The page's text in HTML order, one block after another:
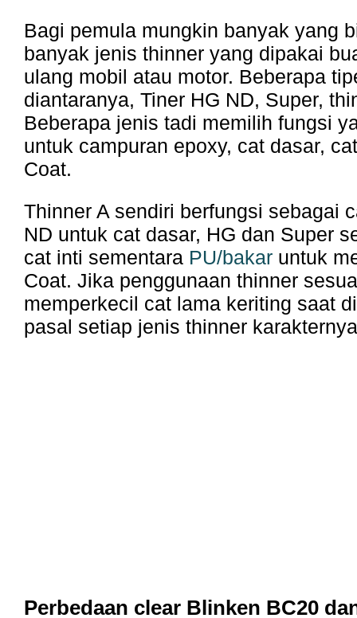
Bagi pemula mungkin banyak yang
banyak jenis thinner yang dipakai
ulang mobil atau motor. Beberapa
diantaranya, Tiner HG ND, Super,
Beberapa jenis tadi memilih fungsi
untuk campuran epoxy, cat dasar,
Coat.
Thinner A sendiri berfungsi sebagai
ND untuk cat dasar, HG dan Super
cat inti sementara PU/bakar untuk
Coat. Jika penggunaan thinner
memperkecil cat lama keriting saat
pasal setiap jenis thinner
Perbedaan clear Blinken BC20